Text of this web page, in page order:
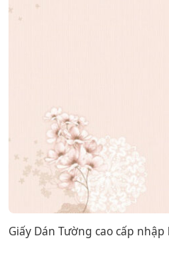
Giấy Dán Tường cao cấp